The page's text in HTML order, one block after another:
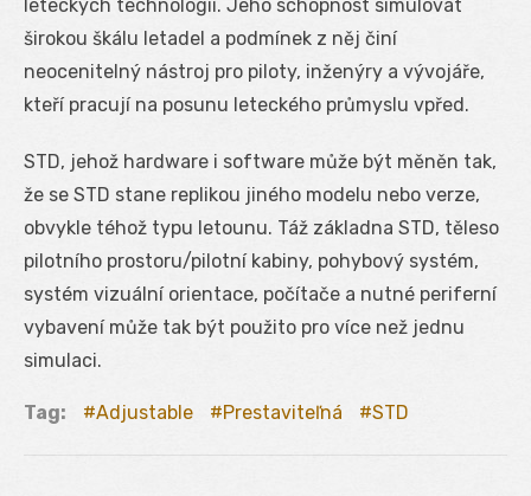
leteckých technologií. Jeho schopnost simulovat
širokou škálu letadel a podmínek z něj činí
neocenitelný nástroj pro piloty, inženýry a vývojáře,
kteří pracují na posunu leteckého průmyslu vpřed.
STD, jehož hardware i software může být měněn tak,
že se STD stane replikou jiného modelu nebo verze,
obvykle téhož typu letounu. Táž základna STD, těleso
pilotního prostoru/pilotní kabiny, pohybový systém,
systém vizuální orientace, počítače a nutné periferní
vybavení může tak být použito pro více než jednu
simulaci.
Tag: Adjustable Prestaviteľná STD